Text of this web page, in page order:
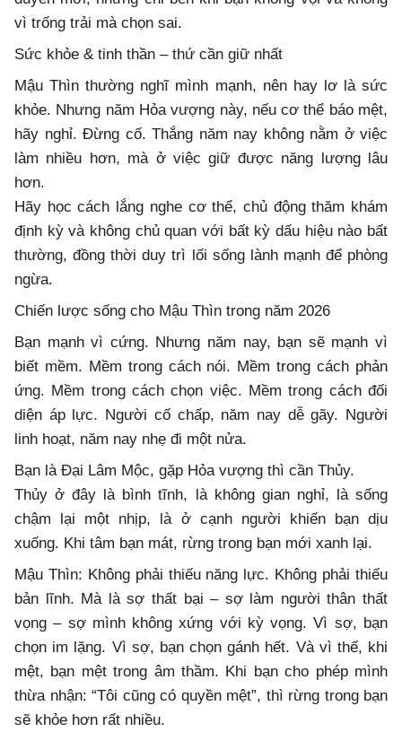
vì trống trải mà chọn sai.
Sức khỏe & tinh thần – thứ cần giữ nhất
Mậu Thìn thường nghĩ mình mạnh, nên hay lơ là sức
khỏe. Nhưng năm Hỏa vượng này, nếu cơ thể báo mệt,
hãy nghỉ. Đừng cố. Thắng năm nay không nằm ở việc
làm nhiều hơn, mà ở việc giữ được năng lượng lâu
hơn.
Hãy học cách lắng nghe cơ thể, chủ động thăm khám
định kỳ và không chủ quan với bất kỳ dấu hiệu nào bất
thường, đồng thời duy trì lối sống lành mạnh để phòng
ngừa.
Chiến lược sống cho Mậu Thìn trong năm 2026
Bạn mạnh vì cứng. Nhưng năm nay, bạn sẽ mạnh vì
biết mềm. Mềm trong cách nói. Mềm trong cách phản
ứng. Mềm trong cách chọn việc. Mềm trong cách đối
diện áp lực. Người cố chấp, năm nay dễ gãy. Người
linh hoạt, năm nay nhẹ đi một nửa.
Bạn là Đại Lâm Mộc, gặp Hỏa vượng thì cần Thủy.
Thủy ở đây là bình tĩnh, là không gian nghỉ, là sống
chậm lại một nhịp, là ở cạnh người khiến bạn dịu
xuống. Khi tâm bạn mát, rừng trong bạn mới xanh lại.
Mậu Thìn: Không phải thiếu năng lực. Không phải thiếu
bản lĩnh. Mà là sợ thất bại – sợ làm người thân thất
vọng – sợ mình không xứng với kỳ vọng. Vì sợ, bạn
chọn im lặng. Vì sợ, bạn chọn gánh hết. Và vì thế, khi
mệt, bạn mệt trong âm thầm. Khi bạn cho phép mình
thừa nhận: “Tôi cũng có quyền mệt”, thì rừng trong bạn
sẽ khỏe hơn rất nhiều.